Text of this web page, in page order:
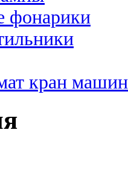
фонарики
кран